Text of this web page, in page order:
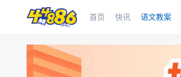
首页 快讯 语文教案